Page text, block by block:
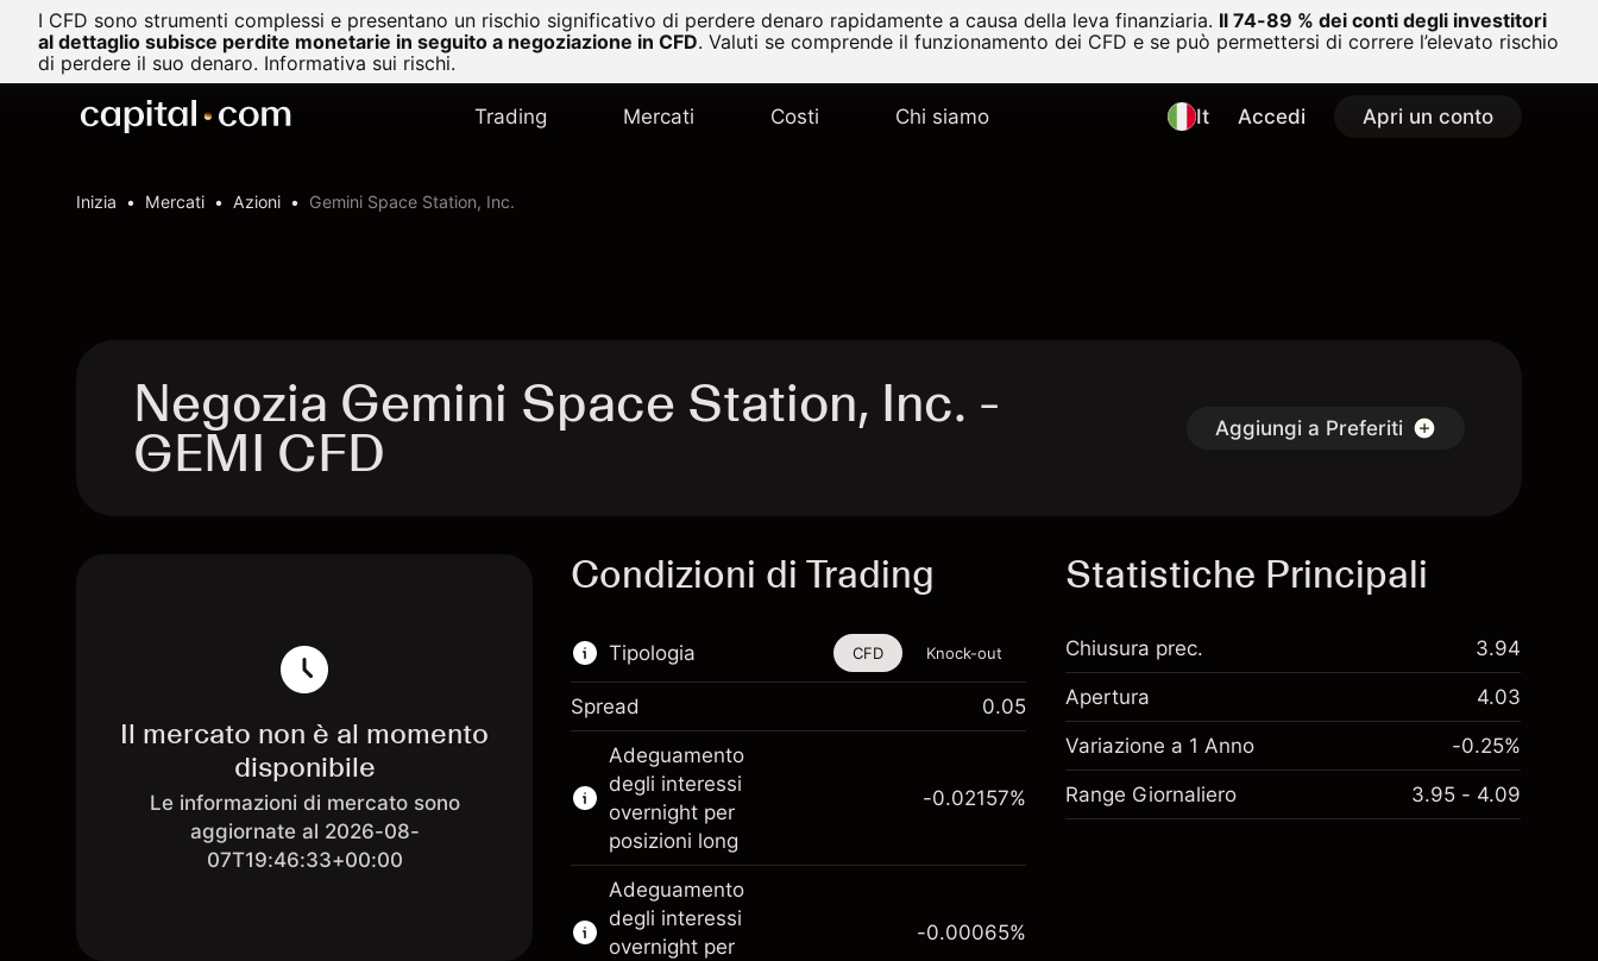
I CFD sono strumenti complessi e presentano un rischio significativo di perdere denaro rapidamente a causa della leva finanziaria. Il 74-89 % dei conti degli investitori
al dettaglio subisce perdite monetarie in seguito a negoziazione in CFD. Valuti se comprende il funzionamento dei CFD e se può permettersi di correre l’elevato rischio
di perdere il suo denaro. Informativa sui rischi.
Trading Mercati Costi Chi siamo It Accedi Apri un conto
Inizia Mercati Azioni Gemini Space Station, Inc.
Negozia Gemini Space Station, Inc. -
GEMI CFD Aggiungi a Preferiti
Il mercato non è al momento
disponibile
Le informazioni di mercato sono
aggiornate al 2026-08-
07T19:46:33+00:00
Condizioni di Trading
Tipologia
Questo strumento finanziario è disponibile per
il trading di CFD e knock-out.
Scopri di più su:
CFD
Knock-out
CFD Knock-out
Spread 0.05
Adeguamento
degli interessi
overnight per
posizioni long
-0.02157%
Adeguamento
degli interessi
overnight per
-0.00065%
Statistiche Principali
Chiusura prec. 3.94
Apertura 4.03
Variazione a 1 Anno -0.25%
Range Giornaliero 3.95 - 4.09